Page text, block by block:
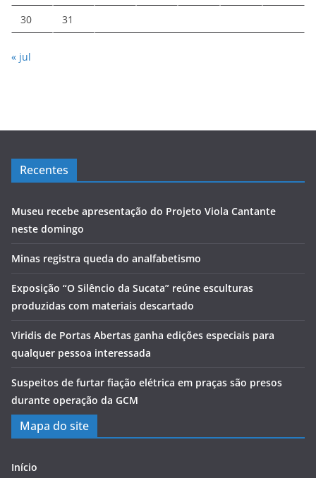
30 31
« jul
Recentes
Museu recebe apresentação do Projeto Viola Cantante
neste domingo
Minas registra queda do analfabetismo
Exposição “O Silêncio da Sucata” reúne esculturas
produzidas com materiais descartado
Viridis de Portas Abertas ganha edições especiais para
qualquer pessoa interessada
Suspeitos de furtar fiação elétrica em praças são presos
durante operação da GCM
Mapa do site
Início